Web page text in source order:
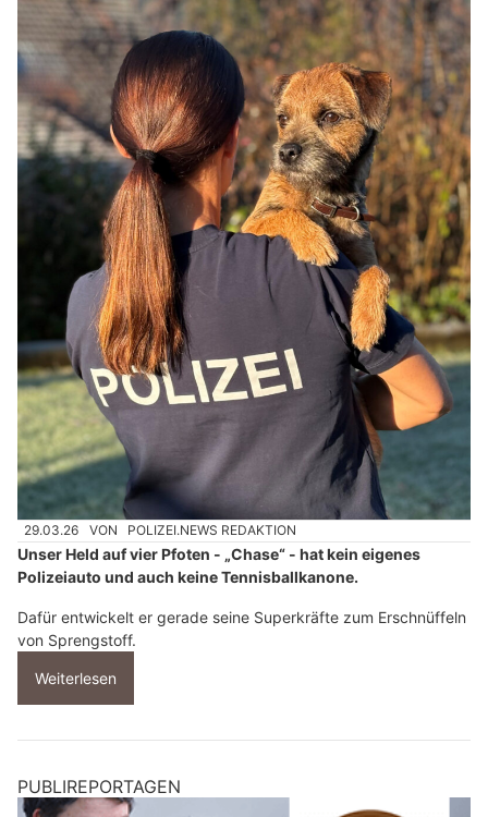
29.03.26 VON POLIZEI.NEWS REDAKTION
Unser Held auf vier Pfoten - „Chase“ - hat kein eigenes
Polizeiauto und auch keine Tennisballkanone.
Dafür entwickelt er gerade seine Superkräfte zum Erschnüffeln
von Sprengstoff.
Weiterlesen
PUBLIREPORTAGEN